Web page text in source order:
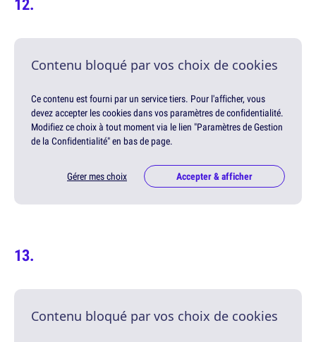
Contenu bloqué par vos choix de cookies
Ce contenu est fourni par un service tiers. Pour l'afficher, vous
devez accepter les cookies dans vos paramètres de confidentialité.
Modifiez ce choix à tout moment via le lien "Paramètres de Gestion
de la Confidentialité" en bas de page.
Gérer mes choix Accepter & afficher
Contenu bloqué par vos choix de cookies